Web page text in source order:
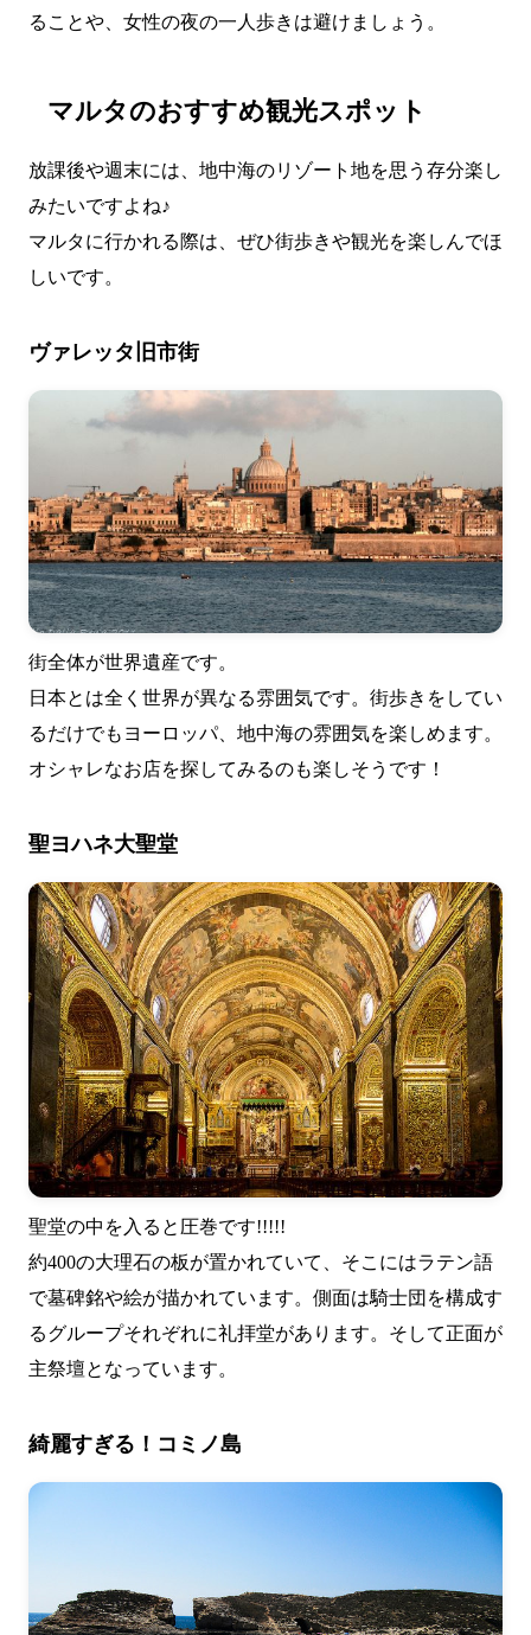
ることや、女性の夜の一人歩きは避けましょう。
マルタのおすすめ観光スポット
放課後や週末には、地中海のリゾート地を思う存分楽し
みたいですよね♪
マルタに行かれる際は、ぜひ街歩きや観光を楽しんでほ
しいです。
ヴァレッタ旧市街
街全体が世界遺産です。
日本とは全く世界が異なる雰囲気です。街歩きをしてい
るだけでもヨーロッパ、地中海の雰囲気を楽しめます。
オシャレなお店を探してみるのも楽しそうです！
聖ヨハネ大聖堂
聖堂の中を入ると圧巻です!!!!!
約400の大理石の板が置かれていて、そこにはラテン語
で墓碑銘や絵が描かれています。側面は騎士団を構成す
るグループそれぞれに礼拝堂があります。そして正面が
主祭壇となっています。
綺麗すぎる！コミノ島